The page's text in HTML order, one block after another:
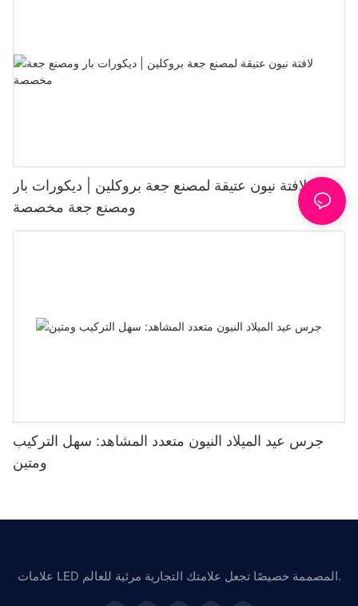
لافتة نيون عتيقة لمصنع جعة بروكلين | ديكورات بار
ومصنع جعة مخصصة
جرس عيد الميلاد النيون متعدد المشاهد: سهل التركيب
ومتين
علامات LED المصممة خصيصًا تجعل علامتك التجارية مرئية للعالم.